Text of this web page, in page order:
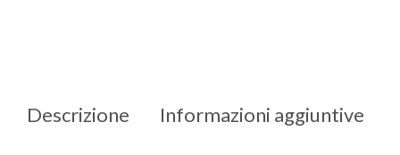
Descrizione Informazioni aggiuntive